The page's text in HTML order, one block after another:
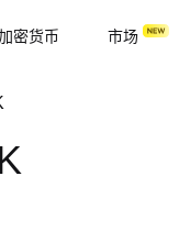
密货币 市场